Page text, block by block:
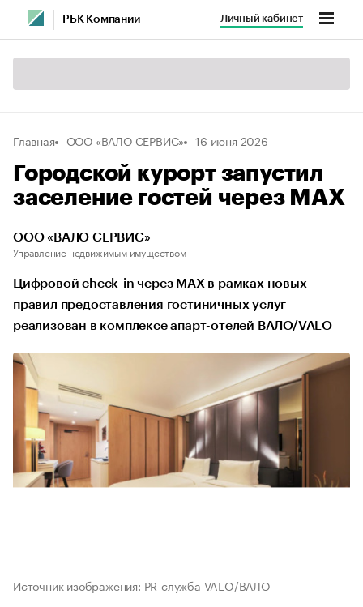
РБК Компании Личный кабинет
Главная ООО «ВАЛО СЕРВИС» 16 июня 2026
Городской курорт запустил
заселение гостей через MAX
ООО «ВАЛО СЕРВИС»
Управление недвижимым имуществом
Цифровой check-in через MAX в рамках новых
правил предоставления гостиничных услуг
реализован в комплексе апарт-отелей ВАЛО/VALO
Источник изображения: PR-служба VALO/ВАЛО